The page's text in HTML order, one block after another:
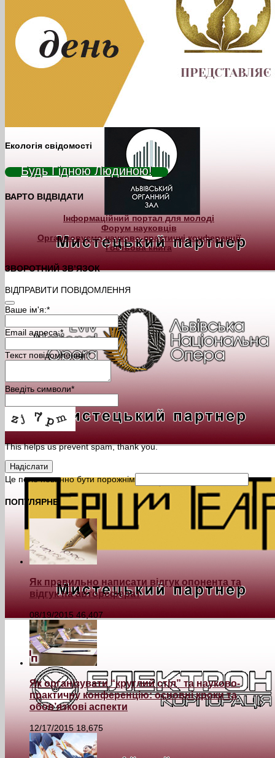
Екологія свідомості
Будь Гідною Людиною!
ВАРТО ВІДВІДАТИ
Інформаційний портал для молоді
Форум науковців
Організовуємо науково-практичні конференції
Гостьова книга
ЗВОРОТНИЙ ЗВ’ЯЗОК
ВІДПРАВИТИ ПОВІДОМЛЕННЯ
Ваше ім'я:*
Email адреса:*
Текст повідомлення:*
Введіть символи*
This helps us prevent spam, thank you.
Надіслати
Це поле повинно бути порожнім
ПОПУЛЯРНЕ
Як правильно написати відгук опонента та
відгук на автореферат
08/19/2015 46,407
Як організувати “круглий стіл” та науково-
практичну конференцію: основні кроки та
обов’язкові аспекти
12/17/2015 18,675